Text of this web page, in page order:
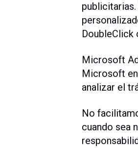
DoubleClick
Microsoft
Microsoft
analizar el
No
cuando sea